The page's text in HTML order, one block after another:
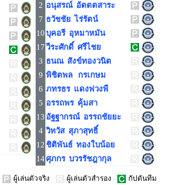
2 อนุสรณ์ อัตตตสาระ
7 ธวัชชัย ไร่รัตน์
10 บุคอรี อุหมาหมัน
17 วีระศักดิ์ ศรีไชย
3 ธนณ สังข์ทองวนิต
9 พิชิตพล กรเกษม
6 ภทรธร แดงพ่วงพี
5 อรรถพร คุ้มสา
13 อัฐฐากรณ์ อรรถชัยยะ
4 วิทวัส สุภาสุทธิ์
12 ชิติพันธ์ ทองใบน้อย
14ศุภกร บวรรัชฎากุล
ผู้เล่นตัวจริง ผู้เล่นตัวสำรอง กัปตันทีม